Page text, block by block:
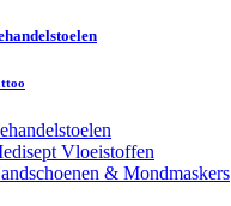
Vloeistoffen
& Mondmaskers